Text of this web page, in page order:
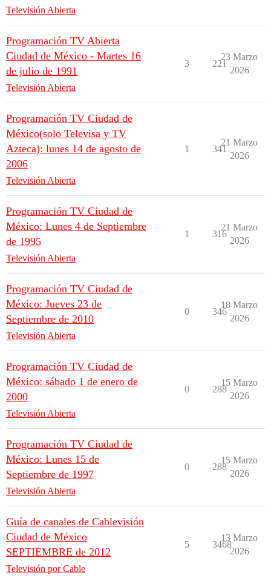
Televisión Abierta
Programación TV Abierta
Ciudad de México - Martes 16
de julio de 1991
Televisión Abierta
3 221
23 Marzo
2026
Programación TV Ciudad de
México(solo Televisa y TV
Azteca): lunes 14 de agosto de
2006
Televisión Abierta
1 341
21 Marzo
2026
Programación TV Ciudad de
México: Lunes 4 de Septiembre
de 1995
Televisión Abierta
1 316
21 Marzo
2026
Programación TV Ciudad de
México: Jueves 23 de
Septiembre de 2010
Televisión Abierta
0 346
18 Marzo
2026
Programación TV Ciudad de
México: sábado 1 de enero de
2000
Televisión Abierta
0 288
15 Marzo
2026
Programación TV Ciudad de
México: Lunes 15 de
Septiembre de 1997
Televisión Abierta
0 288
15 Marzo
2026
Guía de canales de Cablevisión
Ciudad de México
SEPTIEMBRE de 2012
Televisión por Cable
5 3468
13 Marzo
2026